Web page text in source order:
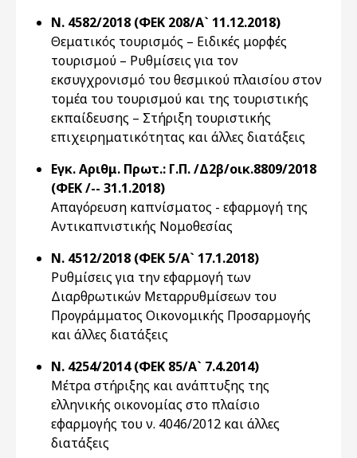
Ν. 4582/2018 (ΦΕΚ 208/Α` 11.12.2018)
Θεματικός τουρισμός – Ειδικές μορφές
τουρισμού – Ρυθμίσεις για τον
εκσυγχρονισμό του θεσμικού πλαισίου στον
τομέα του τουρισμού και της τουριστικής
εκπαίδευσης – Στήριξη τουριστικής
επιχειρηματικότητας και άλλες διατάξεις
Εγκ. Αριθμ. Πρωτ.: Γ.Π. /Δ2β/οικ.8809/2018
(ΦΕΚ /-- 31.1.2018)
Απαγόρευση καπνίσματος - εφαρμογή της
Αντικαπνιστικής Νομοθεσίας
Ν. 4512/2018 (ΦΕΚ 5/Α` 17.1.2018)
Ρυθμίσεις για την εφαρμογή των
Διαρθρωτικών Μεταρρυθμίσεων του
Προγράμματος Οικονομικής Προσαρμογής
και άλλες διατάξεις
Ν. 4254/2014 (ΦΕΚ 85/Α` 7.4.2014)
Μέτρα στήριξης και ανάπτυξης της
ελληνικής οικονομίας στο πλαίσιο
εφαρμογής του ν. 4046/2012 και άλλες
διατάξεις